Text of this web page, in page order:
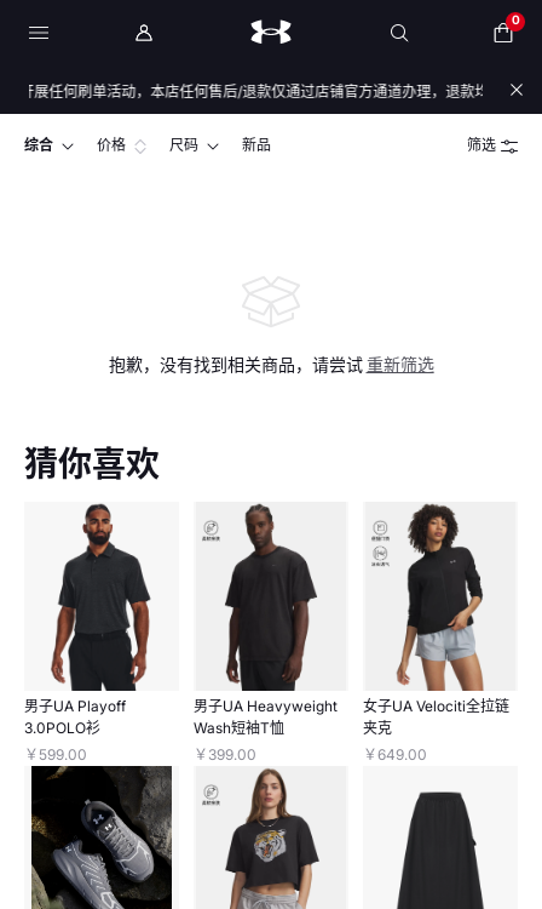
0
展任何刷单活动，本店任何售后/退款仅通过店铺官方通道办理，退款均原路
综合 价格 尺码 新品 筛选
抱歉，没有找到相关商品，请尝试 重新筛选
猜你喜欢
男子UA Playoff
3.0POLO衫
￥599.00
男子UA Heavyweight
Wash短袖T恤
￥399.00
女子UA Velociti全拉链
夹克
￥649.00